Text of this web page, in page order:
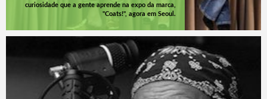
curiosidade que a gente aprende na expo da marca,
"Coats!", agora em Seoul.